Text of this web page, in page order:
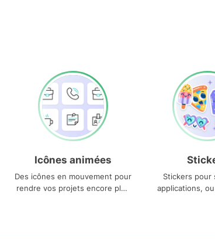
Icônes animées
Des icônes en mouvement pour
rendre vos projets encore plus
Stickers pour
applications,